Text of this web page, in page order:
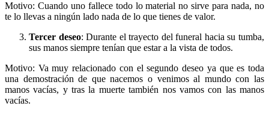
Motivo: Cuando uno fallece todo lo material no sirve para nada, no
te lo llevas a ningún lado nada de lo que tienes de valor.
Tercer deseo: Durante el trayecto del funeral hacia su tumba,
sus manos siempre tenían que estar a la vista de todos.
Motivo: Va muy relacionado con el segundo deseo ya que es toda
una demostración de que nacemos o venimos al mundo con las
manos vacías, y tras la muerte también nos vamos con las manos
vacías.